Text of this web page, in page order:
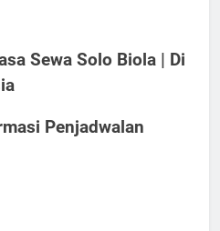
Sewa Solo Biola | Di
Penjadwalan